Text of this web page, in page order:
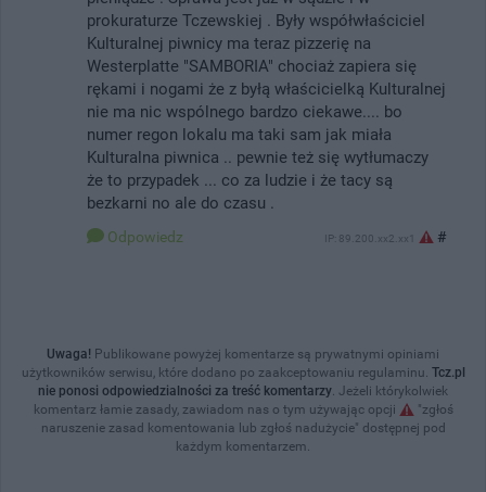
prokuraturze Tczewskiej . Były współwłaściciel
Kulturalnej piwnicy ma teraz pizzerię na
Westerplatte "SAMBORIA" chociaż zapiera się
rękami i nogami że z byłą właścicielką Kulturalnej
nie ma nic wspólnego bardzo ciekawe.... bo
numer regon lokalu ma taki sam jak miała
Kulturalna piwnica .. pewnie też się wytłumaczy
że to przypadek ... co za ludzie i że tacy są
bezkarni no ale do czasu .
Odpowiedz IP: 89.200.xx2.xx1 #
Uwaga! Publikowane powyżej komentarze są prywatnymi opiniami
użytkowników serwisu, które dodano po zaakceptowaniu regulaminu. Tcz.pl
nie ponosi odpowiedzialności za treść komentarzy. Jeżeli którykolwiek
komentarz łamie zasady, zawiadom nas o tym używając opcji
"zgłoś
naruszenie zasad komentowania lub zgłoś nadużycie" dostępnej pod
każdym komentarzem.